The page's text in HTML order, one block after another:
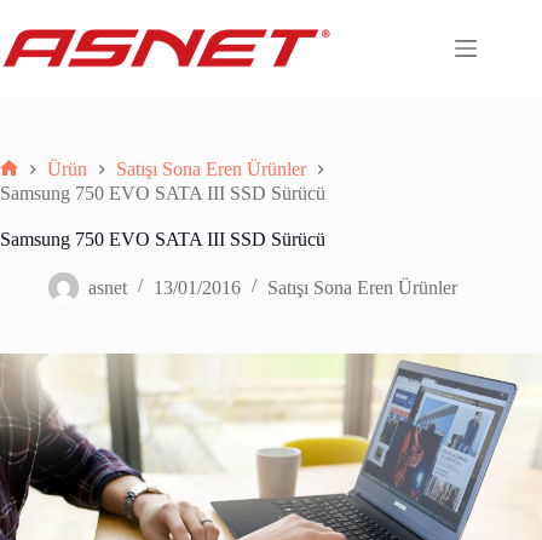
content
Anasayfa
Ürün
Satışı Sona Eren Ürünler
Samsung 750 EVO SATA III SSD Sürücü
Samsung 750 EVO SATA III SSD Sürücü
asnet 13/01/2016 Satışı Sona Eren Ürünler